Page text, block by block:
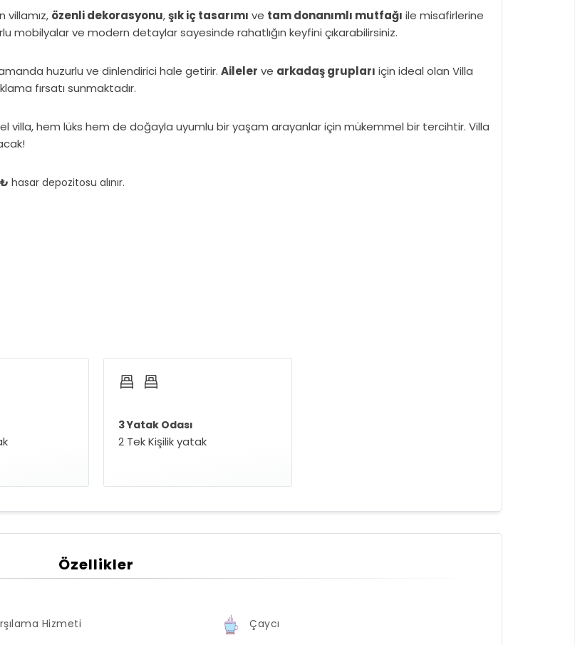
villamız, özenli dekorasyonu,şık iç tasarımı ve tam donanımlı mutfağı ile misafirlerine
mobilyalar ve modern detaylar sayesinde rahatlığın keyfini çıkarabilirsiniz.
huzurlu ve dinlendirici hale getirir. Aileler ve arkadaş grupları için ideal olan Villa
fırsatı sunmaktadır.
villa, hem lüks hem de doğayla uyumlu bir yaşam arayanlar için mükemmel bir tercihtir. Villa
hasar depozitosu alınır.
3 Yatak Odası
2 Tek Kişilik yatak
Özellikler
Hizmeti Çaycı